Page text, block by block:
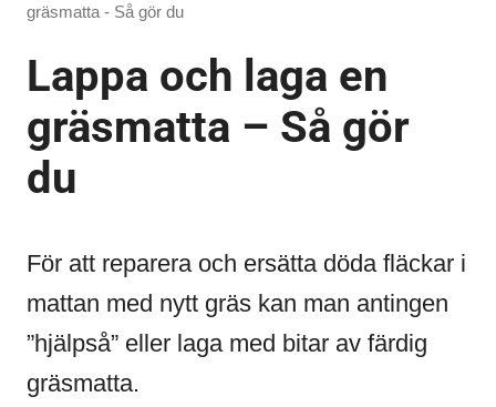
gräsmatta - Så gör du
Lappa och laga en
gräsmatta – Så gör
du
För att reparera och ersätta döda fläckar i
mattan med nytt gräs kan man antingen
”hjälpså” eller laga med bitar av färdig
gräsmatta.